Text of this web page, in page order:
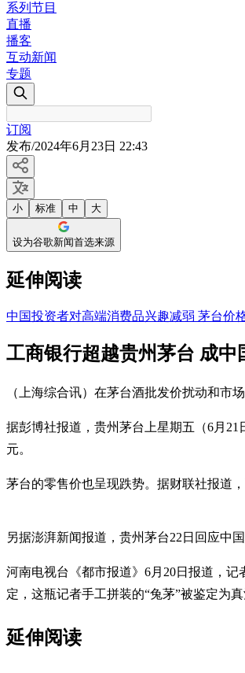
系列节目
直播
播客
互动新闻
专题
订阅
发布/2024年6月23日 22:43
小 标准 中 大
设为谷歌新闻首选来源
延伸阅读
中国投资者对高端消费品兴趣减弱 茅台价
工商银行超越贵州茅台 成中
（上海综合讯）在茅台酒批发价扰动和市
据彭博社报道，贵州茅台上星期五（6月
元。
茅台的零售价也呈现跌势。据财联社报道
另据澎湃新闻报道，贵州茅台22日回应中
河南电视台《都市报道》6月20日报道，
定，这瓶记者手工拼装的“兔茅”被鉴定为真
延伸阅读